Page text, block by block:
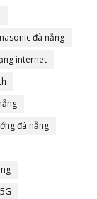
đà nẵng
internet
đà nẵng
5G